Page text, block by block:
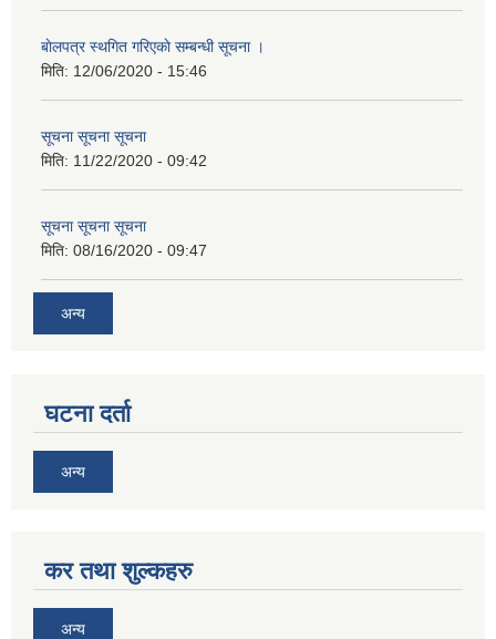
बाेलपत्र स्थगित गरिएकाे सम्बन्धी सूचना ।
मिति: 12/06/2020 - 15:46
सूचना सूचना सूचना
मिति: 11/22/2020 - 09:42
सूचना सूचना सूचना
मिति: 08/16/2020 - 09:47
अन्य
घटना दर्ता
अन्य
कर तथा शुल्कहरु
अन्य